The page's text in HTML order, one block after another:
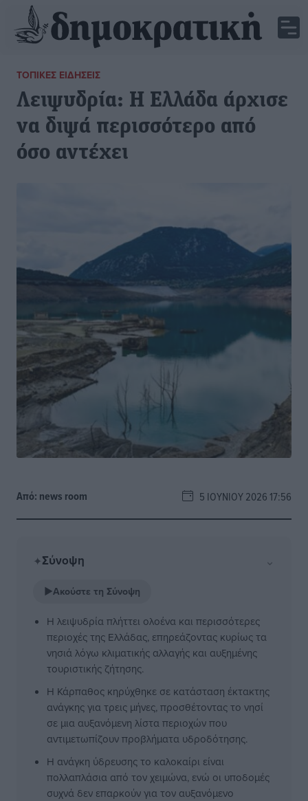
ΤΟΠΙΚΈΣ ΕΙΔΉΣΕΙΣ
Λειψυδρία: Η Ελλάδα άρχισε
να διψά περισσότερο από
όσο αντέχει
Από: news room 5 ΙΟΥΝΊΟΥ 2026 17:56
✦Σύνοψη ⌄
▶Ακούστε τη Σύνοψη
Η λειψυδρία πλήττει ολοένα και περισσότερες
περιοχές της Ελλάδας, επηρεάζοντας κυρίως τα
νησιά λόγω κλιματικής αλλαγής και αυξημένης
τουριστικής ζήτησης.
Η Κάρπαθος κηρύχθηκε σε κατάσταση έκτακτης
ανάγκης για τρεις μήνες, προσθέτοντας το νησί
σε μια αυξανόμενη λίστα περιοχών που
αντιμετωπίζουν προβλήματα υδροδότησης.
Η ανάγκη ύδρευσης το καλοκαίρι είναι
πολλαπλάσια από τον χειμώνα, ενώ οι υποδομές
συχνά δεν επαρκούν για τον αυξανόμενο